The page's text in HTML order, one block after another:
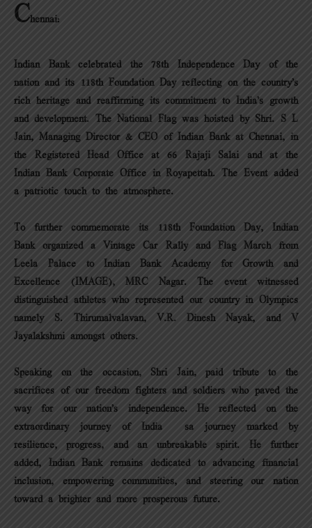
Chennai:
Indian Bank celebrated the 78th Independence Day of the
nation and its 118th Foundation Day reflecting on the country’s
rich heritage and reaffirming its commitment to India’s growth
and development. The National Flag was hoisted by Shri. S L
Jain, Managing Director & CEO of Indian Bank at Chennai, in
the Registered Head Office at 66 Rajaji Salai and at the
Indian Bank Corporate Office in Royapettah. The Event added
a patriotic touch to the atmosphere.
To further commemorate its 118th Foundation Day, Indian
Bank organized a Vintage Car Rally and Flag March from
Leela Palace to Indian Bank Academy for Growth and
Excellence (IMAGE), MRC Nagar. The event witnessed
distinguished athletes who represented our country in Olympics
namely S. Thirumalvalavan, V.R. Dinesh Nayak, and V
Jayalakshmi amongst others.
Speaking on the occasion, Shri Jain, paid tribute to the
sacrifices of our freedom fighters and soldiers who paved the
way for our nation’s independence. He reflected on the
extraordinary journey of India – sa journey marked by
resilience, progress, and an unbreakable spirit. He further
added, Indian Bank remains dedicated to advancing financial
inclusion, empowering communities, and steering our nation
toward a brighter and more prosperous future.